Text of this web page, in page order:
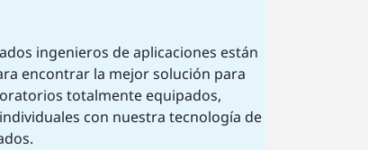
ingenieros de aplicaciones están
encontrar la mejor solución para
totalmente equipados,
con nuestra tecnología de